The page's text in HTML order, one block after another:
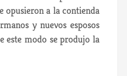
opusieron a la contienda
y nuevos esposos
este modo se produjo la